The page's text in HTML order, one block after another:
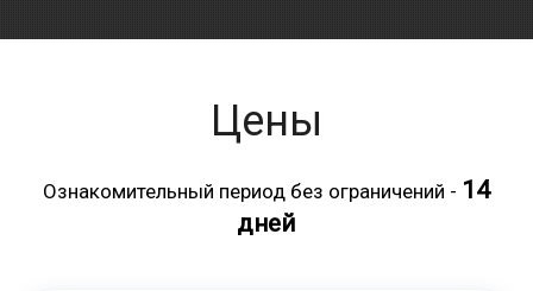
Цены
Ознакомительный период без ограничений - 14
дней